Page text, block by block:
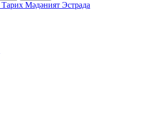
Тарих Мәдәният Эстрада